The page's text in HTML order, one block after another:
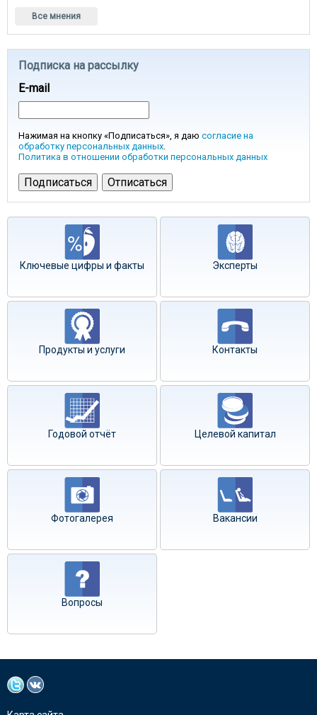
Все мнения
Подписка на рассылку
E-mail
Нажимая на кнопку «Подписаться», я даю согласие на
обработку персональных данных.
Политика в отношении обработки персональных данных
Ключевые цифры и факты Эксперты
Продукты и услуги Контакты
Годовой отчёт Целевой капитал
Фотогалерея Вакансии
Вопросы